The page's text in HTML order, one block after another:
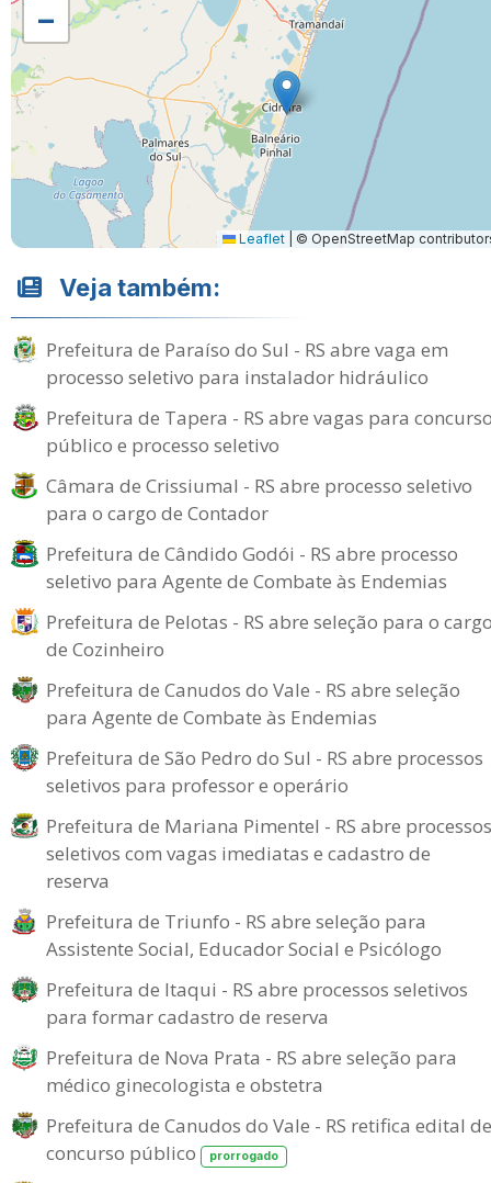
−
Leaflet © OpenStreetMap
Veja também:
Prefeitura de Paraíso do Sul - RS abre vaga em
processo seletivo para instalador hidráulico
Prefeitura de Tapera - RS abre vagas para
público e processo seletivo
Câmara de Crissiumal - RS abre processo seletivo
para o cargo de Contador
Prefeitura de Cândido Godói - RS abre processo
seletivo para Agente de Combate às Endemias
Prefeitura de Pelotas - RS abre seleção para o
de Cozinheiro
Prefeitura de Canudos do Vale - RS abre seleção
para Agente de Combate às Endemias
Prefeitura de São Pedro do Sul - RS abre processos
seletivos para professor e operário
Prefeitura de Mariana Pimentel - RS abre processos
seletivos com vagas imediatas e cadastro de
reserva
Prefeitura de Triunfo - RS abre seleção para
Assistente Social, Educador Social e Psicólogo
Prefeitura de Itaqui - RS abre processos seletivos
para formar cadastro de reserva
Prefeitura de Nova Prata - RS abre seleção para
médico ginecologista e obstetra
Prefeitura de Canudos do Vale - RS retifica edital de
concurso público
prorrogado